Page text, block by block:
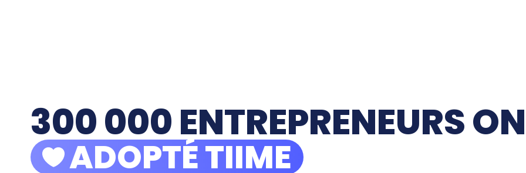
300 000 ENTREPRENEURS
ADOPTÉ TIIME